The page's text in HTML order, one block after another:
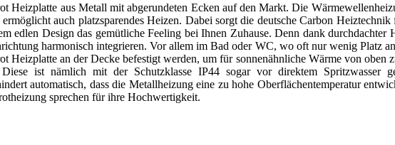
Heizplatte aus Metall mit abgerundeten Ecken auf den Markt. Die
auch platzsparendes Heizen. Dabei sorgt die deutsche Carbon
edlen Design das gemütliche Feeling bei Ihnen Zuhause. Denn dank
harmonisch integrieren. Vor allem im Bad oder WC, wo oft nur wenig Platz
Heizplatte an der Decke befestigt werden, um für sonnenähnliche Wärme von
ist nämlich mit der Schutzklasse IP44 sogar vor direktem Spritzwasser
automatisch, dass die Metallheizung eine zu hohe Oberflächentemperatur
sprechen für ihre Hochwertigkeit.